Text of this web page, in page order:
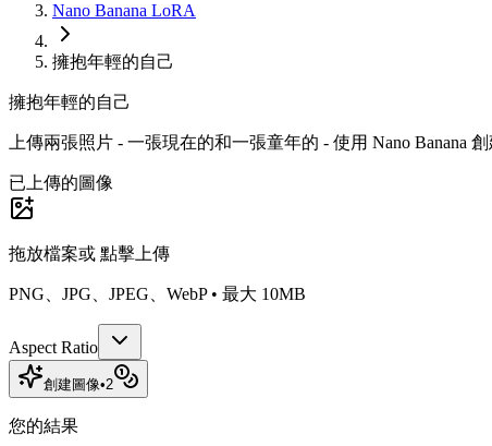
Nano Banana LoRA
擁抱年輕的自己
擁抱年輕的自己
上傳兩張照片 - 一張現在的和一張童年的 - 使用 Nano Banana
已上傳的圖像
拖放檔案或 點擊上傳
PNG、JPG、JPEG、WebP • 最大 10MB
Aspect Ratio
創建圖像•2
您的結果